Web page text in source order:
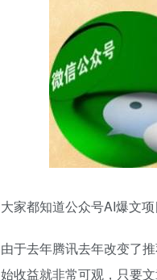
大家都知道公众号AI爆文
由于去年腾讯去年改变了
始收益就非常可观，只要